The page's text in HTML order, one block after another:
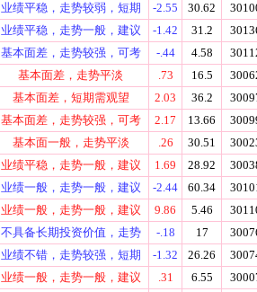
业绩平稳，走势较弱，短期 -2.55 30.62
业绩平稳，走势一般，建议 -1.42 31.2
基本面差，走势较强，可考 -.44 4.58
基本面差，走势平淡 .73 16.5
基本面差，短期需观望 2.03 36.2
基本面差，走势较强，可考 2.17 13.66
基本面一般，走势平淡 .26 30.51
业绩平稳，走势一般，建议 1.69 28.92
业绩一般，走势一般，建议 -2.44 60.34
业绩一般，走势一般，建议 9.86 5.46
不具备长期投资价值，走势 -.18 17
业绩不错，走势较强，短期 -1.32 26.26
业绩一般，走势一般，建议 .31 6.55